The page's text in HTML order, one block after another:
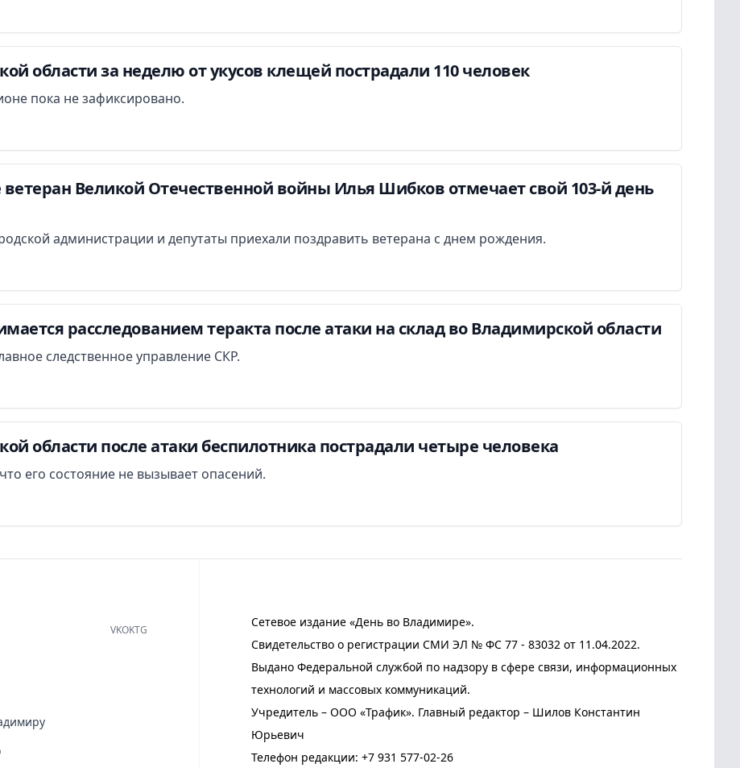
области за неделю от укусов клещей пострадали 110 человек
пока не зафиксировано.
Великой Отечественной войны Илья Шибков отмечает свой 103-й день
администрации и депутаты приехали поздравить ветерана с днем рождения.
расследованием теракта после атаки на склад во Владимирской области
следственное управление СКР.
области после атаки беспилотника пострадали четыре человека
его состояние не вызывает опасений.
Сетевое издание «День во Владимире».
Свидетельство о регистрации СМИ ЭЛ № ФС 77 - 83032 от 11.04.2022.
Выдано Федеральной службой по надзору в сфере связи, информационных
технологий и массовых коммуникаций.
Учредитель – ООО «Трафик». Главный редактор – Шилов Константин
Юрьевич
Телефон редакции: +7 931 577-02-26
VKOKTG